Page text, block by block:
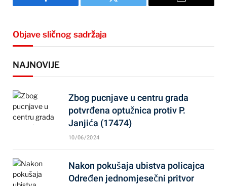
Facebook Twitter Email
Objave sličnog sadržaja
NAJNOVIJE
Zbog pucnjave u centru grada
potvrđena optužnica protiv P.
Janjića (17474)
10/06/2024
Nakon pokušaja ubistva policajca
Određen jednomjesečni pritvor